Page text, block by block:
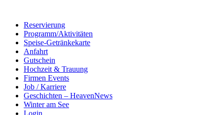
springenReservierung
Programm/Aktivitäten
Speise-Getränkekarte
Anfahrt
Gutschein
Hochzeit & Trauung
Firmen Events
Job / Karriere
Geschichten – HeavenNews
Winter am See
Login